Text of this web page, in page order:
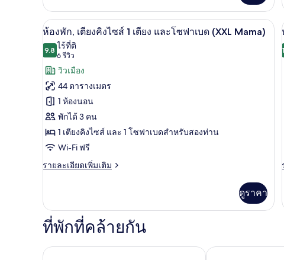
(Large
Mama)
เกี่ยว
กับ
ห้อง
เตียง
ไซส์
เตียง
(Large
Mama)
เปิด
ภาพถ่าย
ทั้งหมด
ของ
ห้อง
พัก,
เตียง
คิง
ไซส์
และ
โซฟา
เบด
ห้องพัก, เตียงคิงไซส์ 1 เตียง และโซ
17
ห้องพัก, เตียงคิงไซส์ 1 เตียง และโซฟาเบด (XXL Mama)
9.89.8 จาก 10
ไร้ที่ติ
6 รีวิว
(6
รีวิว)
วิวเมือง
44 ตารางเมตร
1 ห้องนอน
พักได้ 3 คน
1 เตียงคิงไซส์ และ 1 โซฟาเบดสำหรับสองท่าน
Wi-Fi ฟรี
รายละเอียดเพิ่มเติม
ราย
เกี่ยว
กับ
ห้อง
เตียง
ดูราคา
ที่พักที่คล้ายกัน
ฮิลตัน ปราก เอเทรียม โรงแรม